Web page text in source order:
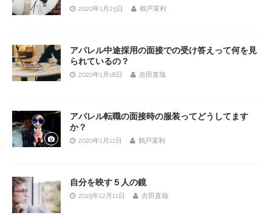
2020年1月25日 鶴戸茉利
アパレル中途採用の面接での受け答えって何を見
られているの？
2020年1月18日 吉田直哉
アパレル転職の面接時の服装ってどうしてます
か？
2020年1月11日 鶴戸茉利
自分を映す５人の鏡
2019年12月11日 吉田直哉